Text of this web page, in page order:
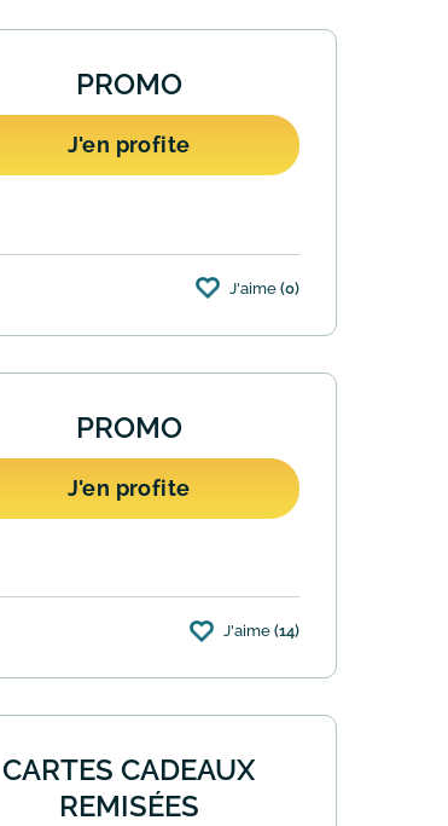
PROMO
J'en profite
électroménager, achetésJ'aime (0)
PROMO
J'en profite
d'appareil ou le magasin de
J'aime (14)
CARTES CADEAUX
REMISÉES